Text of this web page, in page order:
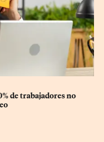
de trabajadores no